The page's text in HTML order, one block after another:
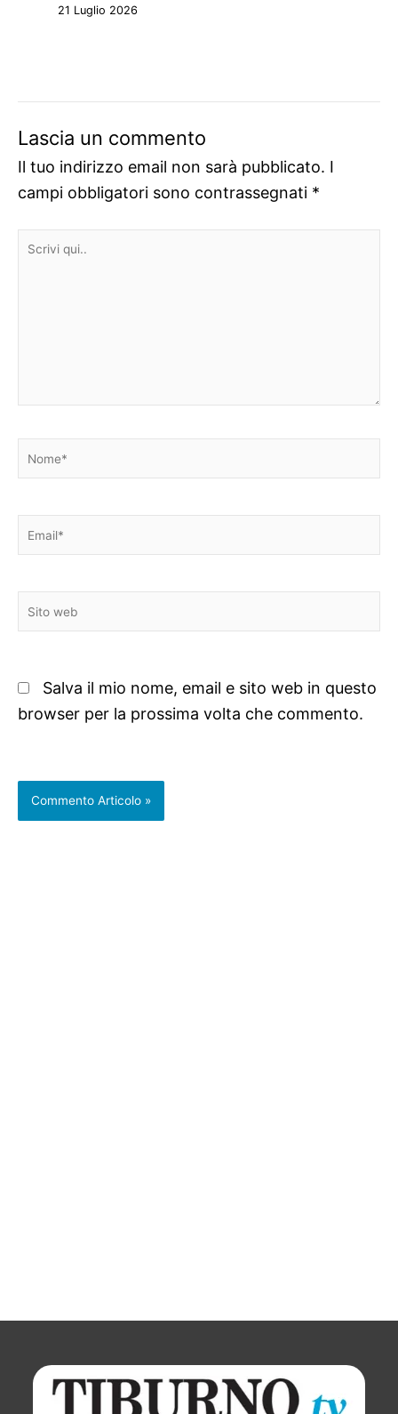
21 Luglio 2026
Lascia un commento
Il tuo indirizzo email non sarà pubblicato. I
campi obbligatori sono contrassegnati *
Scrivi
Nome*
Email*
Sito
web
Salva il mio nome, email e sito web in questo
browser per la prossima volta che commento.